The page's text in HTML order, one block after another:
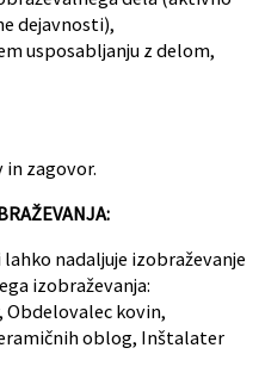
dejavnosti),
usposabljanju z delom,
zagovor.
nadaljuje izobraževanje
izobraževanja:
kovin,
oblog, Inštalater